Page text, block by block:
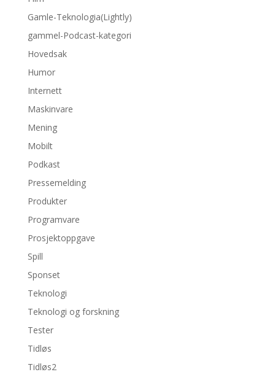
Gamle-Teknologia(Lightly)
gammel-Podcast-kategori
Hovedsak
Humor
Internett
Maskinvare
Mening
Mobilt
Podkast
Pressemelding
Produkter
Programvare
Prosjektoppgave
Spill
Sponset
Teknologi
Teknologi og forskning
Tester
Tidløs
Tidløs2